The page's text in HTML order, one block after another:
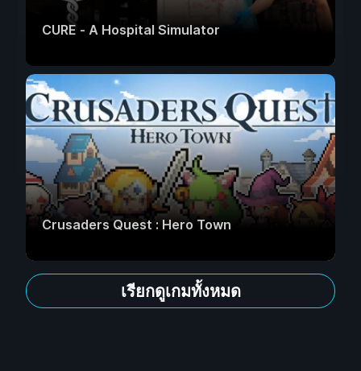
CURE - A Hospital Simulator
Crusaders Quest : Hero Town
เรียกดูเกมทั้งหมด